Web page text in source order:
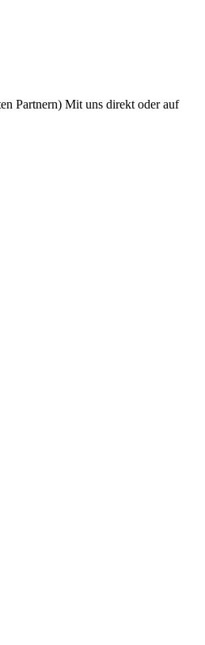
Partnern) Mit uns direkt oder auf